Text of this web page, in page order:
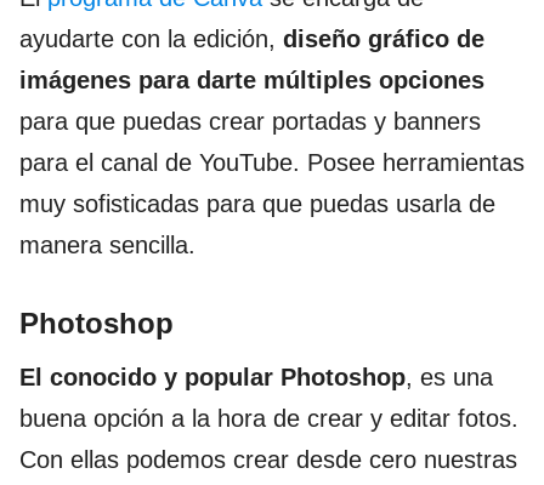
ayudarte con la edición, diseño gráfico de
imágenes para darte múltiples opciones
para que puedas crear portadas y banners
para el canal de YouTube. Posee herramientas
muy sofisticadas para que puedas usarla de
manera sencilla.
Photoshop
El conocido y popular Photoshop, es una
buena opción a la hora de crear y editar fotos.
Con ellas podemos crear desde cero nuestras